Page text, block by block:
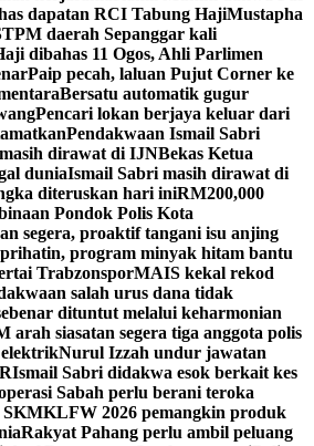
dapatan RCI Tabung HajiMustapha
daerah Sepanggar kali
dibahas 11 Ogos, Ahli Parlimen
Paip pecah, laluan Pujut Corner ke
Bersatu automatik gugur
Pencari lokan berjaya keluar dari
Pendakwaan Ismail Sabri
dirawat di IJNBekas Ketua
duniaIsmail Sabri masih dirawat di
diteruskan hari iniRM200,000
Pondok Polis Kota
segera, proaktif tangani isu anjing
program minyak hitam bantu
TrabzonsporMAIS kekal rekod
salah urus dana tidak
dituntut melalui keharmonian
arah siasatan segera tiga anggota polis
Nurul Izzah undur jawatan
Ismail Sabri didakwa esok berkait kes
Sabah perlu berani teroka
SKMKLFW 2026 pemangkin produk
Rakyat Pahang perlu ambil peluang